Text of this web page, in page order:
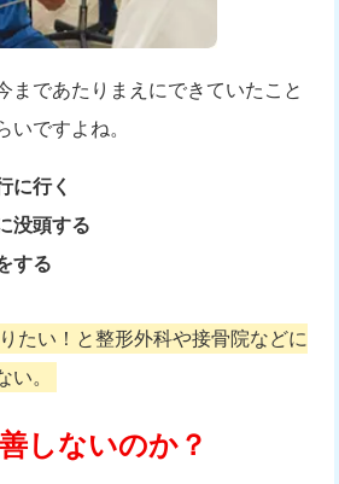
まであたりまえにできていたこと
いですよね。
に行く
没頭する
する
たい！と整形外科や接骨院などに
い。
しないのか？